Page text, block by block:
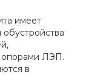
имеет
опорами ЛЭП.
в